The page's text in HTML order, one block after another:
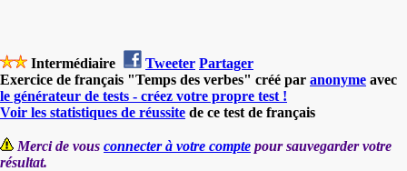
Intermédiaire Tweeter Partager
Exercice de français "Temps des verbes" créé par anonyme avec
le générateur de tests - créez votre propre test !
Voir les statistiques de réussite de ce test de français
Merci de vous connecter à votre compte pour sauvegarder votre
résultat.